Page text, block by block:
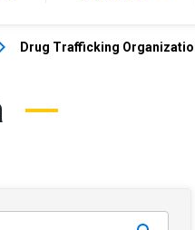
Drug Trafficking